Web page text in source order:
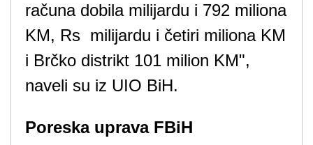
računa dobila milijardu i 792 miliona
KM, Rs milijardu i četiri miliona KM
i Brčko distrikt 101 milion KM",
naveli su iz UIO BiH.
Poreska uprava FBiH